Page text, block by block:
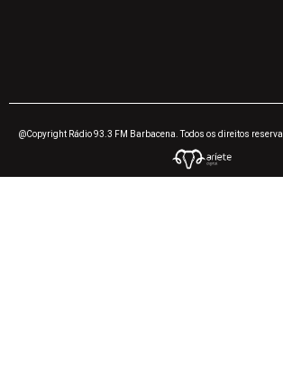
@Copyright Rádio 93.3 FM Barbacena. Todos os direitos